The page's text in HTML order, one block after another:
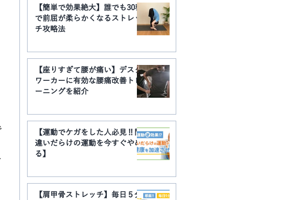
【簡単で効果絶大】誰でも30秒
で前屈が柔らかくなるストレッ
チ攻略法
【座りすぎて腰が痛い】デスク
ワーカーに有効な腰痛改善トレ
ーニングを紹介
【運動でケガをした人必見‼︎間
違いだらけの運動を今すぐやめ
る】
【肩甲骨ストレッチ】毎日５分